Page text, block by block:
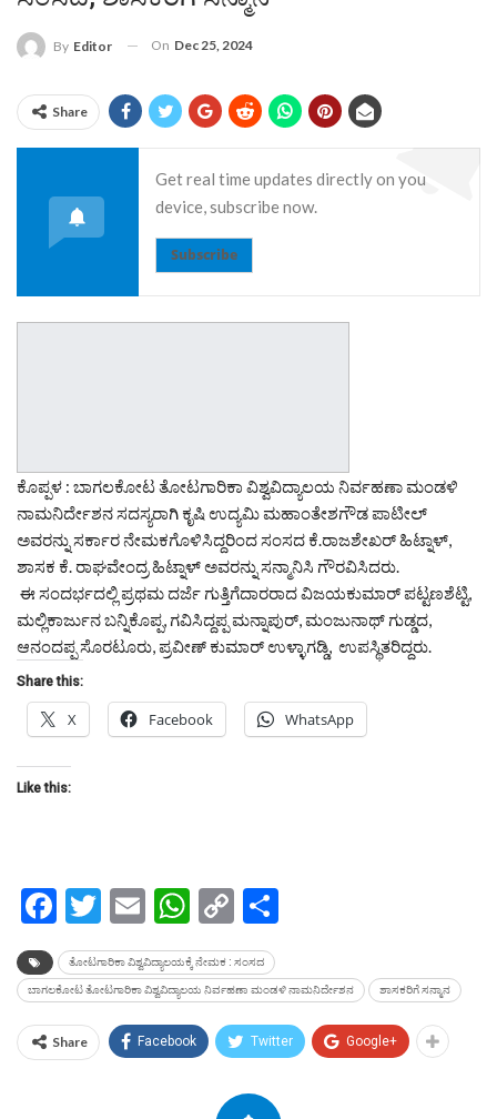
By Editor On Dec 25, 2024
Share
Get real time updates directly on you
device, subscribe now.
Subscribe
ಕೊಪ್ಪಳ : ಬಾಗಲಕೋಟ ತೋಟಗಾರಿಕಾ ವಿಶ್ವವಿದ್ಯಾಲಯ ನಿರ್ವಹಣಾ ಮಂಡಳಿ
ನಾಮನಿರ್ದೇಶನ ಸದಸ್ಯರಾಗಿ ಕೃಷಿ ಉದ್ಯಮಿ ಮಹಾಂತೇಶಗೌಡ ಪಾಟೀಲ್
ಅವರನ್ನು ಸರ್ಕಾರ ನೇಮಕಗೊಳಿಸಿದ್ದರಿಂದ ಸಂಸದ ಕೆ.ರಾಜಶೇಖರ್ ಹಿಟ್ನಾಳ್,
ಶಾಸಕ ಕೆ. ರಾಘವೇಂದ್ರ ಹಿಟ್ನಾಳ್ ಅವರನ್ನು ಸನ್ಮಾನಿಸಿ ಗೌರವಿಸಿದರು.
ಈ ಸಂದರ್ಭದಲ್ಲಿ ಪ್ರಥಮ ದರ್ಜೆ ಗುತ್ತಿಗೆದಾರರಾದ ವಿಜಯಕುಮಾರ್ ಪಟ್ಟಣಶೆಟ್ಟಿ,
ಮಲ್ಲಿಕಾರ್ಜುನ ಬನ್ನಿಕೊಪ್ಪ, ಗವಿಸಿದ್ದಪ್ಪ ಮನ್ನಾಪುರ್, ಮಂಜುನಾಥ್ ಗುಡ್ಡದ,
ಆನಂದಪ್ಪ ಸೊರಟೂರು, ಪ್ರವೀಣ್ ಕುಮಾರ್ ಉಳ್ಳಾಗಡ್ಡಿ, ಉಪಸ್ಥಿತರಿದ್ದರು.
Share this:
X Facebook WhatsApp
Like this:
Facebook
Twitter
EmailWhatsApp
Copy
Link
ತೋಟಗಾರಿಕಾ ವಿಶ್ವವಿದ್ಯಾಲಯಕ್ಕೆ ನೇಮಕ : ಸಂಸದ
ಬಾಗಲಕೋಟ ತೋಟಗಾರಿಕಾ ವಿಶ್ವವಿದ್ಯಾಲಯ ನಿರ್ವಹಣಾ ಮಂಡಳಿ ನಾಮನಿರ್ದೇಶನ ಶಾಸಕರಿಗೆ ಸನ್ಮಾನ
Share Facebook Twitter Google+